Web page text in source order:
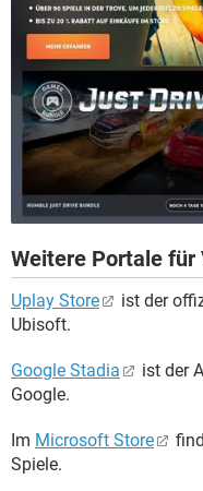
Weitere Portale für
Uplay Store
ist der
Ubisoft.
Google Stadia
ist der
Google.
Im Microsoft Store
Spiele.